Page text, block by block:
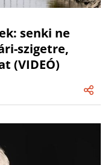
senki ne
szigetre,
(VIDEÓ)